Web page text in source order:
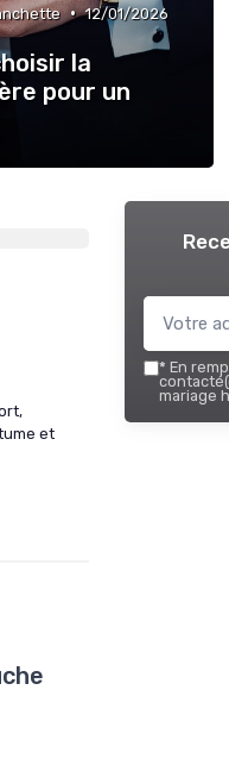
• 12/01/2026
la
pour un
et
* En
mariage